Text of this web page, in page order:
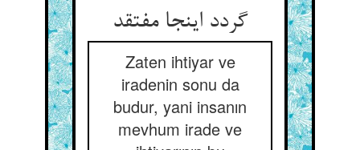
گردد اینجا مفتقد
Zaten ihtiyar ve
iradenin sonu da
budur, yani insanın
mevhum irade ve